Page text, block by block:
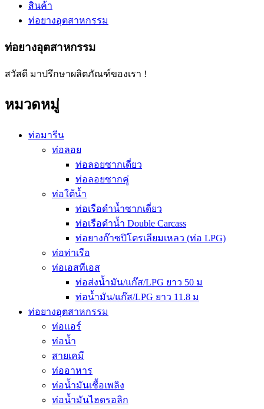
สินค้า
ท่อยางอุตสาหกรรม
ท่อยางอุตสาหกรรม
สวัสดี มาปรึกษาผลิตภัณฑ์ของเรา !
หมวดหมู่
ท่อมารีน
ท่อลอย
ท่อลอยซากเดี่ยว
ท่อลอยซากคู่
ท่อใต้น้ำ
ท่อเรือดำน้ำซากเดี่ยว
ท่อเรือดำน้ำ Double Carcass
ท่อยางก๊าซปิโตรเลียมเหลว (ท่อ LPG)
ท่อท่าเรือ
ท่อเอสทีเอส
ท่อส่งน้ำมัน/แก๊ส/LPG ยาว 50 ม
ท่อน้ำมัน/แก๊ส/LPG ยาว 11.8 ม
ท่อยางอุตสาหกรรม
ท่อแอร์
ท่อน้ำ
สายเคมี
ท่ออาหาร
ท่อน้ำมันเชื้อเพลิง
ท่อน้ำมันไฮดรอลิก